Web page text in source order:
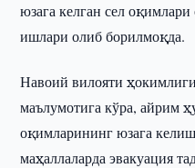
юзага келган сел
ишлари олиб борилмоқда.
Навоий вилояти
маълумотига кўра, айрим
оқимларининг юзага
маҳаллаларда эвакуация